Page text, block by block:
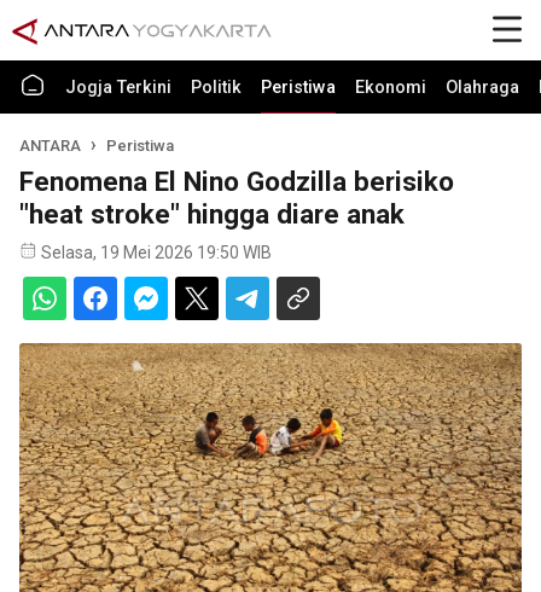
Jogja Terkini Politik Peristiwa Ekonomi Olahraga
ANTARA Peristiwa
Fenomena El Nino Godzilla berisiko
"heat stroke" hingga diare anak
Selasa, 19 Mei 2026 19:50 WIB